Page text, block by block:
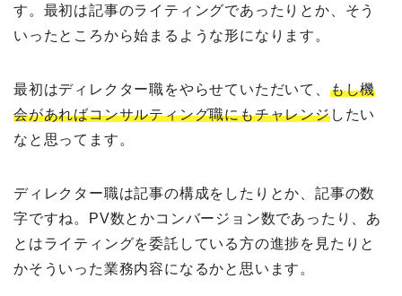
す。最初は記事のライティングであったりとか、そう
いったところから始まるような形になります。
最初はディレクター職をやらせていただいて、 もし機
会があればコンサルティング職にもチャレンジしたい
なと思ってます。
ディレクター職は記事の構成をしたりとか、記事の数
字ですね。PV数とかコンバージョン数であったり、あ
とはライティングを委託している方の進捗を見たりと
かそういった業務内容になるかと思います。